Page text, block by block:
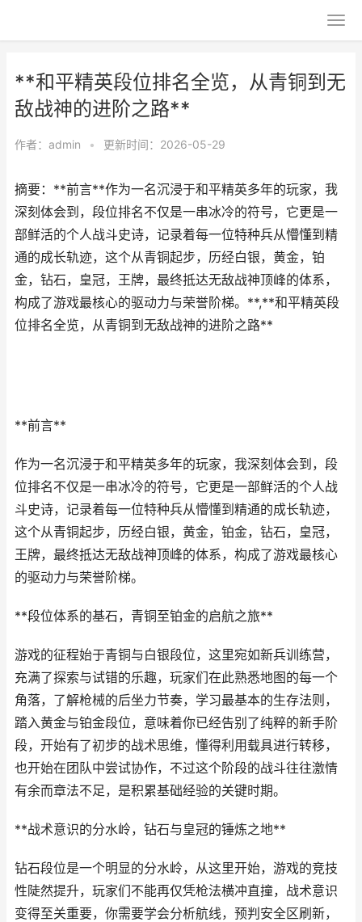
**和平精英段位排名全览，从青铜到无
敌战神的进阶之路**
作者： admin • 更新时间：2026-05-29
摘要：**前言**作为一名沉浸于和平精英多年的玩家，我
深刻体会到，段位排名不仅是一串冰冷的符号，它更是一
部鲜活的个人战斗史诗，记录着每一位特种兵从懵懂到精
通的成长轨迹，这个从青铜起步，历经白银，黄金，铂
金，钻石，皇冠，王牌，最终抵达无敌战神顶峰的体系，
构成了游戏最核心的驱动力与荣誉阶梯。**,**和平精英段
位排名全览，从青铜到无敌战神的进阶之路**
**前言**
作为一名沉浸于和平精英多年的玩家，我深刻体会到，段
位排名不仅是一串冰冷的符号，它更是一部鲜活的个人战
斗史诗，记录着每一位特种兵从懵懂到精通的成长轨迹，
这个从青铜起步，历经白银，黄金，铂金，钻石，皇冠，
王牌，最终抵达无敌战神顶峰的体系，构成了游戏最核心
的驱动力与荣誉阶梯。
**段位体系的基石，青铜至铂金的启航之旅**
游戏的征程始于青铜与白银段位，这里宛如新兵训练营，
充满了探索与试错的乐趣，玩家们在此熟悉地图的每一个
角落，了解枪械的后坐力节奏，学习最基本的生存法则，
踏入黄金与铂金段位，意味着你已经告别了纯粹的新手阶
段，开始有了初步的战术思维，懂得利用载具进行转移，
也开始在团队中尝试协作，不过这个阶段的战斗往往激情
有余而章法不足，是积累基础经验的关键时期。
**战术意识的分水岭，钻石与皇冠的锤炼之地**
钻石段位是一个明显的分水岭，从这里开始，游戏的竞技
性陡然提升，玩家们不能再仅凭枪法横冲直撞，战术意识
变得至关重要，你需要学会分析航线，预判安全区刷新，